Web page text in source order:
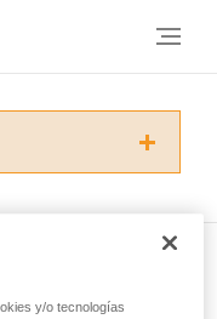
una formación
y/o tecnologías